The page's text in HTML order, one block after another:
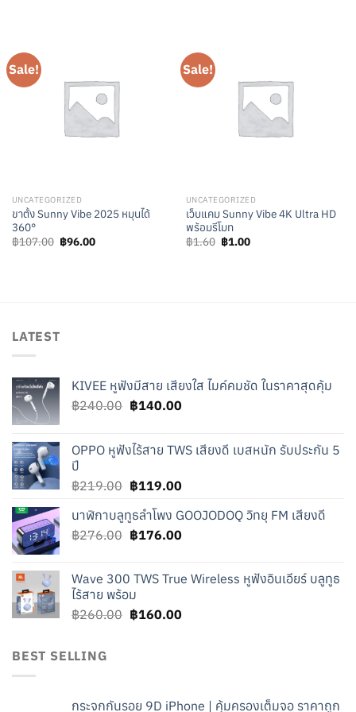
Sale!
UNCATEGORIZED
ขาตั้ง Sunny Vibe 2025 หมุนได้
360°
฿107.00 Original
price
฿96.00Current
Sale!
UNCATEGORIZED
เว็บแคม Sunny Vibe 4K Ultra HD
พร้อมรีโมท
฿1.60 Original
price
฿1.00Current
LATEST
KIVEE หูฟังมีสาย เสียงใส ไมค์คมชัด ในราคาสุดคุ้ม
฿240.00 Original
฿240.00.
฿140.00Current
฿140.00.
OPPO หูฟังไร้สาย TWS เสียงดี เบสหนัก รับประกัน 5
ปี
฿219.00 Original
was:
฿219.00.
฿119.00Current
is:
฿119.00.
นาฬิกาบลูทูธลำโพง GOOJODOQ วิทยุ FM เสียงดี
฿276.00 Original
฿276.00.
฿176.00Current
฿176.00.
Wave 300 TWS True Wireless หูฟังอินเอียร์ บลูทูธ
ไร้สาย พร้อม
฿260.00 Original
฿160.00Current
BEST SELLING
กระจกกันรอย 9D iPhone | คุ้มครองเต็มจอ ราคาถูก